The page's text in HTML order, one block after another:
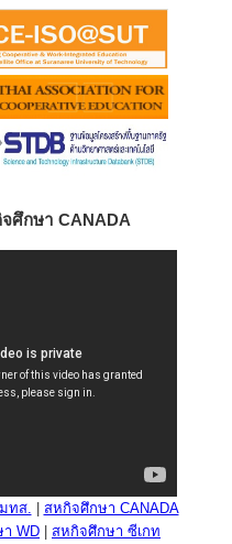
ศึกษา CANADA
ทส.
สหกิจศึกษา CANADA
WD
สหกิจศึกษา ซีเกท